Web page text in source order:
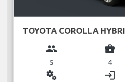
TOYOTA COROLLA
group
5
business_center
4
miscellaneous_services login